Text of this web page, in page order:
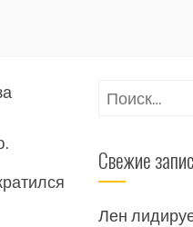
Найти:
Свежие
Лен